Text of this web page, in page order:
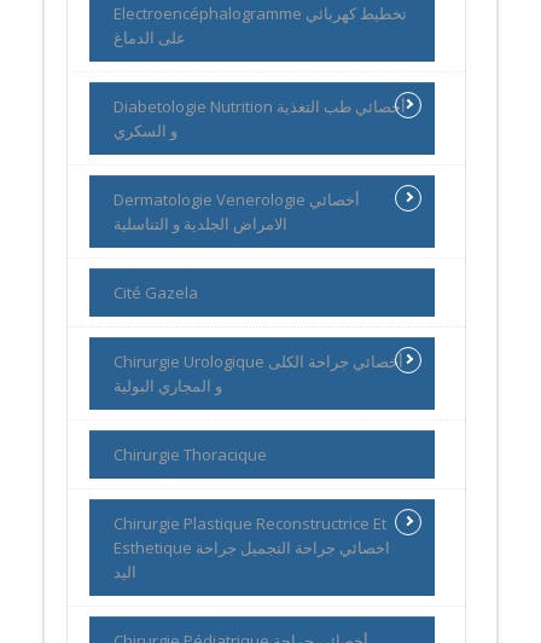
Electroencéphalogramme تخطيط كهربائي
على الدماغ
Diabetologie Nutrition أخصائي طب التغذية
و السكري
Dermatologie Venerologie أخصائي
الامراض الجلدية و التناسلية
Cité Gazela
Chirurgie Urologique أخصائي جراحة الكلى
و المجاري البولية
Chirurgie Thoracique
Chirurgie Plastique Reconstructrice Et
Esthetique اخصائي جراحة التجميل جراحة
اليد